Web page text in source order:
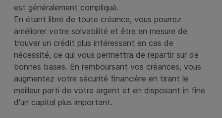
est généralement compliqué.
En étant libre de toute créance, vous pourrez
améliorer votre solvabilité et être en mesure de
trouver un crédit plus intéressant en cas de
nécessité, ce qui vous permettra de repartir sur de
bonnes bases. En remboursant vos créances, vous
augmentez votre sécurité financière en tirant le
meilleur parti de votre argent et en disposant in fine
d'un capital plus important.